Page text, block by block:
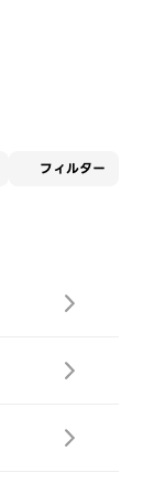
フィルター